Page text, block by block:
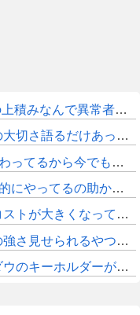
みなんで異常者です
って飯のこだわり凄いよね
でもない数必要なんじゃない？
ってるの助かるよね
昨今でこそ亜種に頼るべきだよな
せられるやつ一番すき
ダーが100円で売ってて草